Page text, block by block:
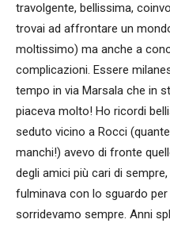
travolgente, bellissima,
trovai ad affrontare un
moltissimo) ma anche a
complicazioni. Essere
tempo in via Marsala che in
piaceva molto! Ho ricordi
seduto vicino a Rocci
manchi!) avevo di fronte
degli amici più cari di
fulminava con lo sguardo
sorridevamo sempre. Anni